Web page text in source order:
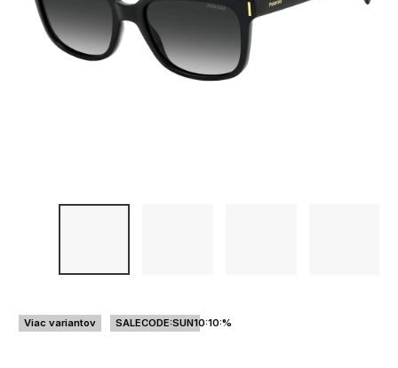
Viac variantov SALECODE:SUN10:10:%